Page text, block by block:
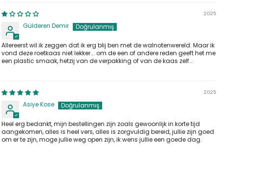
2025
Gülderen Demir
Allereerst wil ik zeggen dat ik erg blij ben met de walnotenwereld. Maar ik
vond deze roetkaas niet lekker... om de een of andere reden geeft het me
een plastic smaak, hetzij van de verpakking of van de kaas zelf...
2025
Asiye Kose
Heel erg bedankt, mijn bestellingen zijn zoals gewoonlijk in korte tijd
aangekomen, alles is heel vers, alles is zorgvuldig bereid, jullie zijn goed
om er te zijn, moge jullie weg open zijn, ik wens jullie een goede dag.